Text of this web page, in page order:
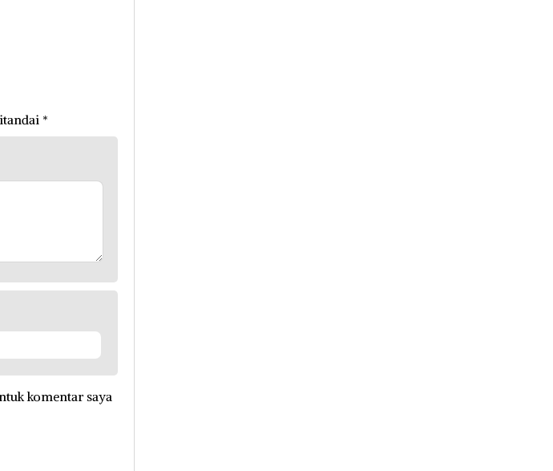
*
komentar saya